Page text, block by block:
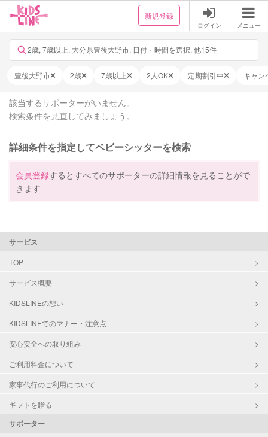
新規登録
ログイン メニュー
2歳, 7歳以上, 大分県豊後大野市, 日付・時間を選択, 他15件
豊後大野市 2歳 7歳以上 2人OK 定期割引中 キャン
該当するサポーターがいません。
検索条件を見直してみましょう。
詳細条件を指定してベビーシッターを検索
会員登録するとすべてのサポーターの詳細情報を見ることがで
きます
サービス
TOP
サービス概要
KIDSLINEの想い
KIDSLINEでのマナー・注意点
安心安全への取り組み
ご利用料金について
家事代行のご利用について
ギフトを贈る
サポーター